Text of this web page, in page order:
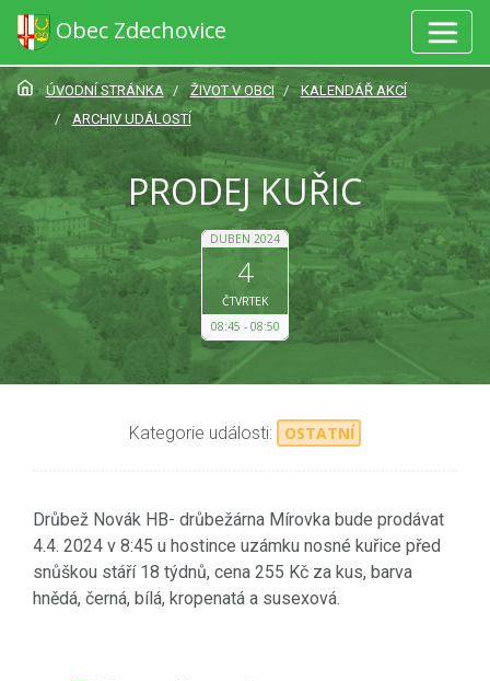
Obec Zdechovice
ÚVODNÍ STRÁNKA ŽIVOT V OBCI
KALENDÁŘ AKCÍ
ARCHIV UDÁLOSTÍ
PRODEJ KUŘIC
DUBEN 2024
4
ČTVRTEK
08:45
08:50
Kategorie události: OSTATNÍ
Drůbež Novák HB- drůbežárna Mírovka bude prodávat
4.4. 2024 v 8:45 u hostince uzámku nosné kuřice před
snůškou stáří 18 týdnů, cena 255 Kč za kus, barva
hnědá, černá, bílá, kropenatá a susexová.